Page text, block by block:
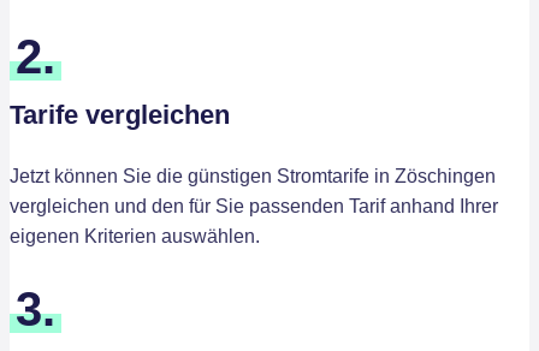
2.
Tarife vergleichen
Jetzt können Sie die günstigen Stromtarife in Zöschingen
vergleichen und den für Sie passenden Tarif anhand Ihrer
eigenen Kriterien auswählen.
3.